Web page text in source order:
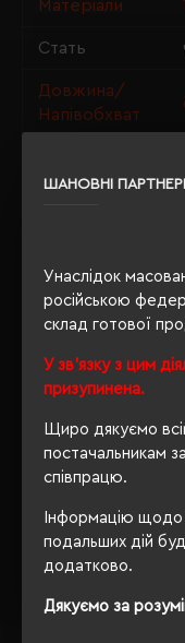
ШАНОВНІ
Унаслідок
російською
склад готової
У зв'язку з цим
призупинена.
Щиро дякуємо
постачальникам
співпрацю.
Інформацію щодо
подальших дій
додатково.
Дякуємо за
Матеріали
Стать
Довжина/
Напівобхват
упаковки
ОПИС
ВІДГУКИ